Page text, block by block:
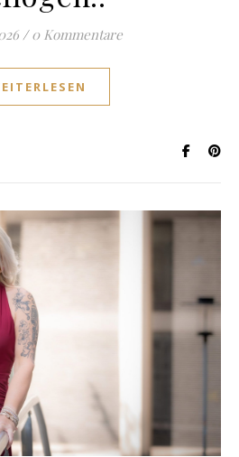
/ 0 Kommentare